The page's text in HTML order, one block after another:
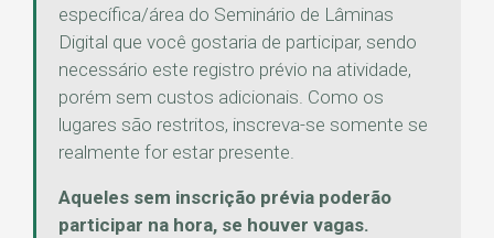
específica/área do Seminário de Lâminas
Digital que você gostaria de participar, sendo
necessário este registro prévio na atividade,
porém sem custos adicionais. Como os
lugares são restritos, inscreva-se somente se
realmente for estar presente.
Aqueles sem inscrição prévia poderão
participar na hora, se houver vagas.